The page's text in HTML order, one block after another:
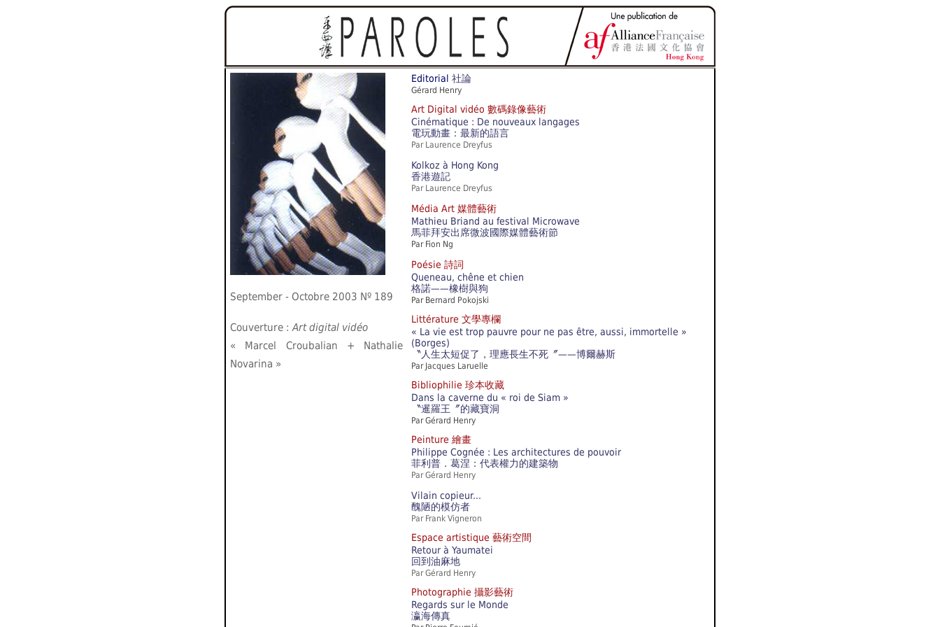
September - Octobre 2003 Nº 189
Couverture :Art digital vidéo
« Marcel Croubalian + Nathalie
Novarina »
Editorial 社論
Gérard Henry
Art Digital vidéo 數碼錄像藝術
Cinématique : De nouveaux langages
電玩動畫：最新的語言
Par Laurence Dreyfus
Kolkoz à Hong Kong
香港遊記
Par Laurence Dreyfus
Média Art 媒體藝術
Mathieu Briand au festival Microwave
馬菲拜安出席微波國際媒體藝術節
Par Fion Ng
Poésie 詩詞
Queneau, chêne et chien
格諾——橡樹與狗
Par Bernard Pokojski
Littérature 文學專欄
« La vie est trop pauvre pour ne pas être, aussi, immortelle »
(Borges)
〝人生太短促了，理應長生不死〞——博爾赫斯
Par Jacques Laruelle
Bibliophilie 珍本收藏
Dans la caverne du « roi de Siam »
〝暹羅王〞的藏寶洞
Par Gérard Henry
Peinture 繪畫
Philippe Cognée : Les architectures de pouvoir
菲利普．葛涅：代表權力的建築物
Par Gérard Henry
Vilain copieur...
醜陋的模仿者
Par Frank Vigneron
Espace artistique 藝術空間
Retour à Yaumatei
回到油麻地
Par Gérard Henry
Photographie 攝影藝術
Regards sur le Monde
瀛海傳真